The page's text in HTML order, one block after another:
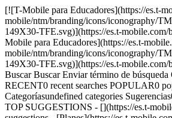
[![T-Mobile para Educadores](https://es.t-
mobile/ntm/branding/icons/iconography/
149X30-TFE.svg)](https://es.t-mobile.com/
Mobile para Educadores](https://es.t-
mobile/ntm/branding/icons/iconography/
149X30-TFE.svg)](https://es.t-mobile.com/
Buscar Buscar Enviar término de búsqueda
RECENT0 recent searches POPULAR0
Categoríasundefined categories
TOP SUGGESTIONS - [](https://es.t-